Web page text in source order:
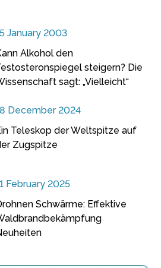
January 2003
Alkohol den
steigern? Die
sagt: „Vielleicht“
December 2024
Teleskop der Weltspitze auf
Zugspitze
February 2025
Schwärme: Effektive